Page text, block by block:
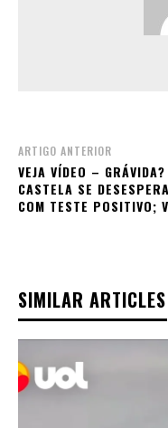
ARTIGO ANTERIOR
VEJA VÍDEO –
CASTELA SE DESESPERA
COM TESTE POSITIVO;
SIMILAR ARTICLES